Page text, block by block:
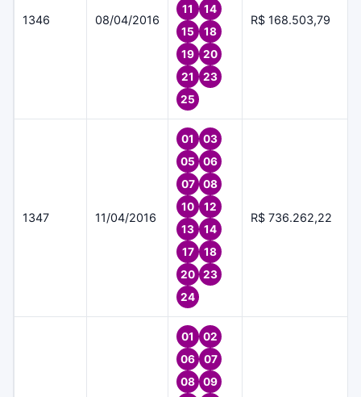
1346 08/04/2016
11
14
15
18
19
20
21
23
25
R$ 168.503,79
1347 11/04/2016
01
03
05
06
07
08
10
12
13
14
17
18
20
23
24
R$ 736.262,22
01
02
06
07
08
09